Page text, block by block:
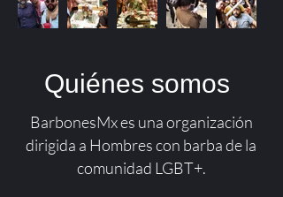
Quiénes somos
BarbonesMx es una organización
dirigida a Hombres con barba de la
comunidad LGBT+.